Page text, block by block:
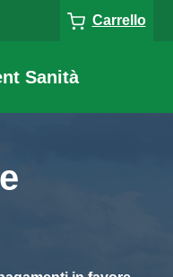
Carrello
Sanità